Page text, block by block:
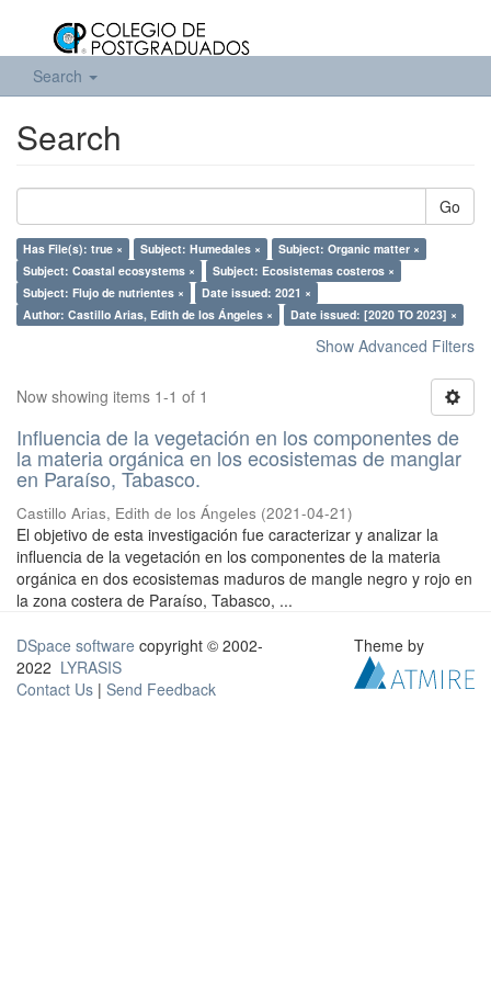
Search
Search
Go
Has File(s): true × Subject: Humedales ×
Subject: Organic matter ×
Subject: Coastal ecosystems ×
Subject: Ecosistemas costeros ×
Subject: Flujo de nutrientes ×
Date issued: 2021 ×
Author: Castillo Arias, Edith de los Ángeles ×
Date issued: [2020 TO 2023] ×
Show Advanced Filters
Now showing items 1-1 of 1
Influencia de la vegetación en los componentes de
la materia orgánica en los ecosistemas de manglar
en Paraíso, Tabasco.
Castillo Arias, Edith de los Ángeles (2021-04-21)
El objetivo de esta investigación fue caracterizar y analizar la
influencia de la vegetación en los componentes de la materia
orgánica en dos ecosistemas maduros de mangle negro y rojo en
la zona costera de Paraíso, Tabasco, ...
DSpace software copyright © 2002-
2022 LYRASIS
Contact Us | Send Feedback
Theme by